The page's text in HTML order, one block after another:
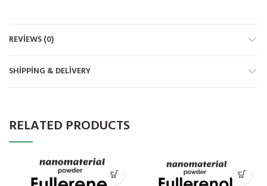
REVIEWS (0)
SHIPPING & DELIVERY
RELATED PRODUCTS